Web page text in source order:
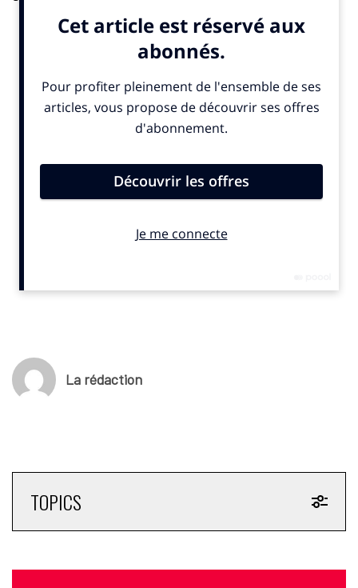
du Mans. La marque chinoise de robotique et de traitement
d’eau, filiale du groupe Fairland, a conclu un accord commercial
avec l’Automobile Club de l’Ouest (ACO) pour l’édition 2025
compte profiter de la visibilité internationale de l’événement
pour lancer ses produits sur le marché européen.
La rédaction
TOPICS